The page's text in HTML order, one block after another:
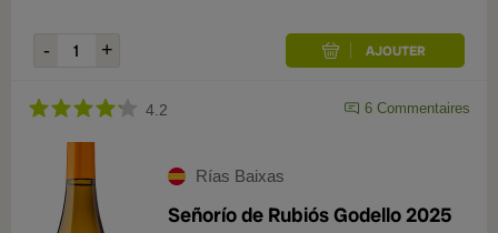
4.2 6 Commentaires
Rías Baixas
Señorío de Rubiós Godello 2025